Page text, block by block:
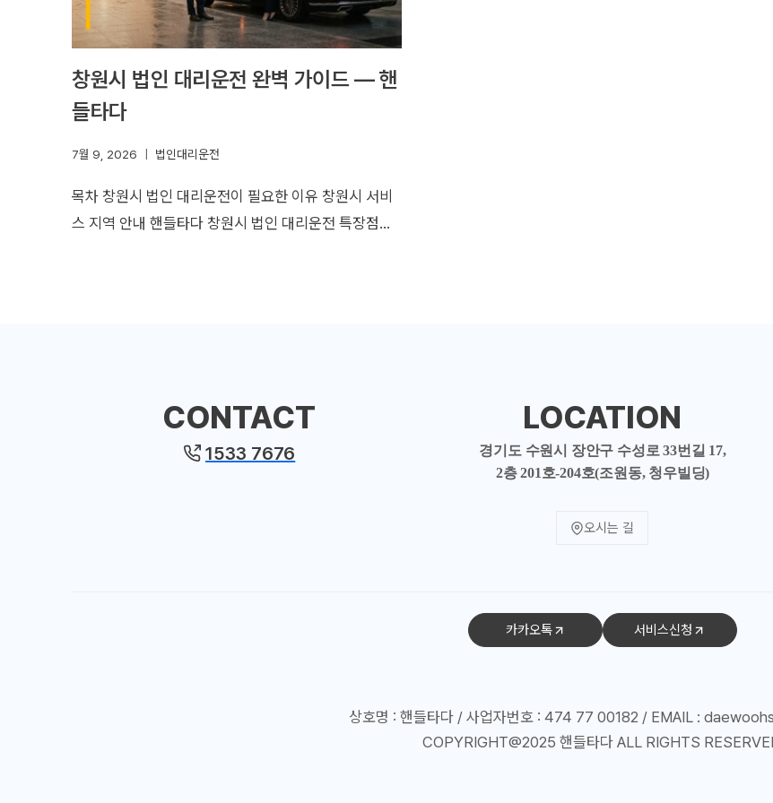
창원시 법인 대리운전 완벽 가이드 — 핸
들타다
7월 9, 2026 법인대리운전
목차 창원시 법인 대리운전이 필요한 이유 창원시 서비
스 지역 안내 핸들타다 창원시 법인 대리운전 특장점…
CONTACT
1533 7676
LOCATION
경기도 수원시 장안구 수성로 33번길 17,
2층 201호-204호(조원동, 청우빌딩)
오시는 길
카카오톡 서비스신청
상호명 : 핸들타다 / 사업자번호 : 474 77 00182 / EMAIL :
COPYRIGHT@2025 핸들타다 ALL RIGHTS